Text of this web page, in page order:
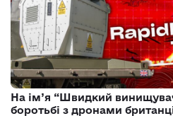
На ім’я “Швидкий
боротьбі з дронами